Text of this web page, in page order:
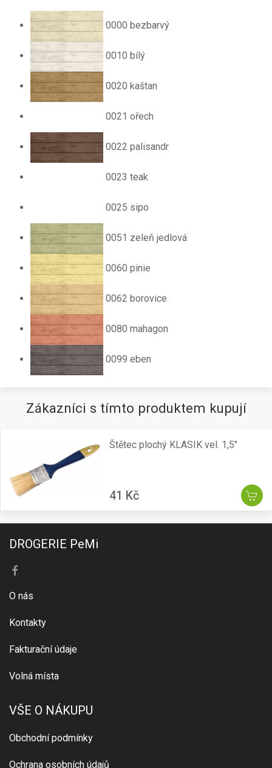
0000 bezbarvý
0010 bílý
0020 kaštan
0021 ořech
0022 palisandr
0023 teak
0025 sipo
0051 zeleň jedlová
0060 pinie
0062 borovice
0080 mahagon
0099 eben
Zákazníci s tímto produktem kupují
Štětec plochý KLASIK vel. 1,5"
41 Kč
DROGERIE PeMi
O nás
Kontakty
Fakturační údaje
Volná místa
VŠE O NÁKUPU
Obchodní podmínky
Ochrana osobních údajů